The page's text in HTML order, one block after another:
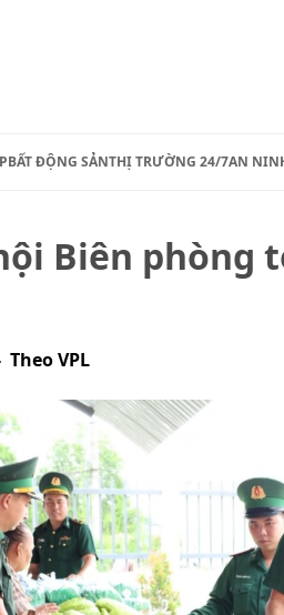
BẤT ĐỘNG SẢNTHỊ TRƯỜNG 24/7AN
Biên phòng
VPL